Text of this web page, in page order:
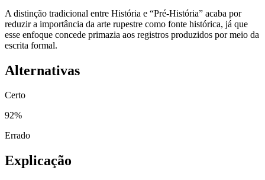
A distinção tradicional entre História e “Pré-História” acaba por
reduzir a importância da arte rupestre como fonte histórica, já que
esse enfoque concede primazia aos registros produzidos por meio da
escrita formal.
Alternativas
Certo
92%
Errado
Explicação